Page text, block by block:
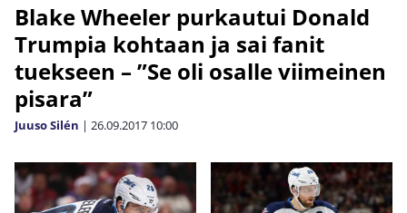
Blake Wheeler purkautui Donald
Trumpia kohtaan ja sai fanit
tuekseen – ”Se oli osalle viimeinen
pisara”
Juuso Silén | 26.09.2017 10:00